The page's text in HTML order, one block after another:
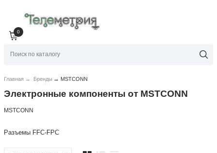
0
Главная → Бренды → MSTCONN
Электронные компоненты от MSTCONN
MSTCONN
Разъемы FFC-FPC